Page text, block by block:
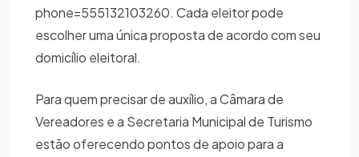
phone=555132103260. Cada eleitor pode
escolher uma única proposta de acordo com seu
domicílio eleitoral.
Para quem precisar de auxílio, a Câmara de
Vereadores e a Secretaria Municipal de Turismo
estão oferecendo pontos de apoio para a